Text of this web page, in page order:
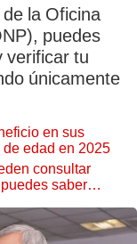
la Oficina
puedes
verificar tu
únicamente
en sus
edad en 2025
consultar
saber